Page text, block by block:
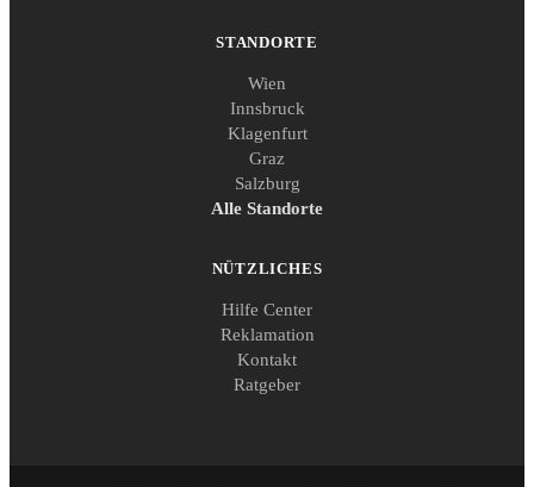
STANDORTE
Wien
Innsbruck
Klagenfurt
Graz
Salzburg
Alle Standorte
NÜTZLICHES
Hilfe Center
Reklamation
Kontakt
Ratgeber